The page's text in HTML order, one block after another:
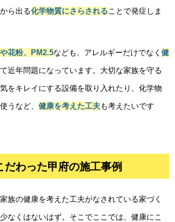
ら出る化学物質にさらされる ことで発症しま
花粉、PM2.5なども、アレルギーだけでなく 健
近年問題になっています。大切な家族を守る
をキレイにする設備を取り入れたり、化学物
うなど、 健康を考えた工夫も考えたいです
だわった甲府の施工事例
族の健康を考えた工夫がなされている家づく
なくはないはず。そこでここでは、健康にこ